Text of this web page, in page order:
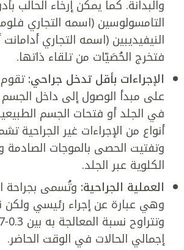
والبدانة. كما يمكن إرخاء الحالب
التامسولوسين (اسمه التجاري
النيفيديبين (اسمه التجاري أدامانت
فتخرج الحُصَيّات من تلقاء ذاتها.
الإجراءات بأقل تدخل جراحي:
على مبدأ الوصول إلى داخل
في الجلد أو فتحات الجسم
أنواع من الإجراءات غير الجراحية
وتفتيت الحصى بالموجات الصادمة
الكلوية عبر الجلد.
العملية الجراحية: وتُسمى بجراحة
وهي عبارة عن إجراء رئيسي ولكن
إجمالي الحالات في الوقت الحاضر.